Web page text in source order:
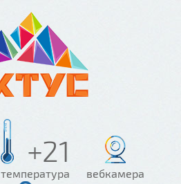
+21
температура вебкамера